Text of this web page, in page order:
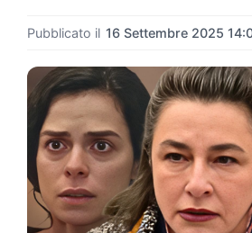
Pubblicato il 16 Settembre 2025